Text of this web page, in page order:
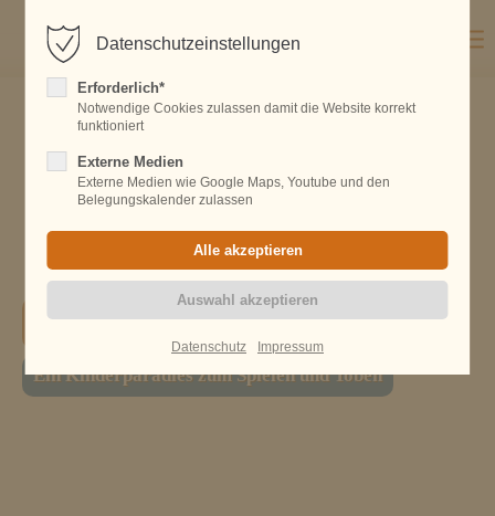
Spielen
Ein Kinderparadies zum Spielen und Toben
Datenschutzeinstellungen
Erforderlich*
Notwendige Cookies zulassen damit die Website korrekt
funktioniert
Externe Medien
Externe Medien wie Google Maps, Youtube und den
Belegungskalender zulassen
Datenschutz Impressum